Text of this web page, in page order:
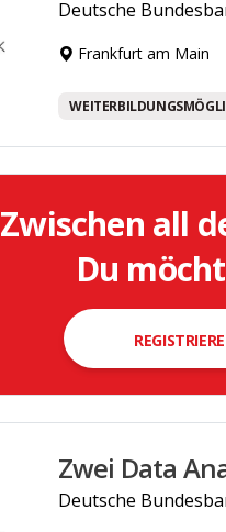
Deutsche
Frankfurt am Main
Zwischen all
Du
Zwei Data
Deutsche